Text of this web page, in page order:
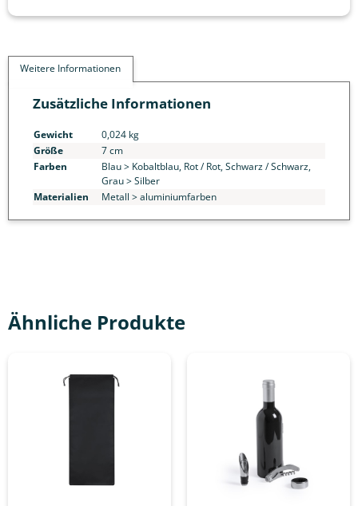
Weitere Informationen
Zusätzliche Informationen
Gewicht
0,024 kg
Größe
7 cm
Farben
Blau > Kobaltblau, Rot / Rot, Schwarz / Schwarz,
Grau > Silber
Materialien
Metall > aluminiumfarben
Ähnliche Produkte